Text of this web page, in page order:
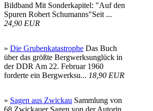
Bildband Mit Sonderkapitel: "Auf den
Spuren Robert Schumanns"Seit ...
24,90 EUR
» Die Grubenkatastrophe Das Buch
über das größte Bergwerksunglück in
der DDR Am 22. Februar 1960
forderte ein Bergwerksu... 18,90 EUR
» Sagen aus Zwickau Sammlung von
68 Zwickauer Sagen von der Autorin